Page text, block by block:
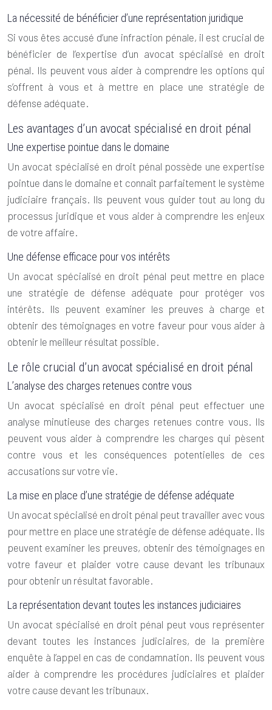
La nécessité de bénéficier d’une représentation juridique
Si vous êtes accusé d’une infraction pénale, il est crucial de
bénéficier de l’expertise d’un avocat spécialisé en droit
pénal. Ils peuvent vous aider à comprendre les options qui
s’offrent à vous et à mettre en place une stratégie de
défense adéquate.
Les avantages d’un avocat spécialisé en droit pénal
Une expertise pointue dans le domaine
Un avocat spécialisé en droit pénal possède une expertise
pointue dans le domaine et connaît parfaitement le système
judiciaire français. Ils peuvent vous guider tout au long du
processus juridique et vous aider à comprendre les enjeux
de votre affaire.
Une défense efficace pour vos intérêts
Un avocat spécialisé en droit pénal peut mettre en place
une stratégie de défense adéquate pour protéger vos
intérêts. Ils peuvent examiner les preuves à charge et
obtenir des témoignages en votre faveur pour vous aider à
obtenir le meilleur résultat possible.
Le rôle crucial d’un avocat spécialisé en droit pénal
L’analyse des charges retenues contre vous
Un avocat spécialisé en droit pénal peut effectuer une
analyse minutieuse des charges retenues contre vous. Ils
peuvent vous aider à comprendre les charges qui pèsent
contre vous et les conséquences potentielles de ces
accusations sur votre vie.
La mise en place d’une stratégie de défense adéquate
Un avocat spécialisé en droit pénal peut travailler avec vous
pour mettre en place une stratégie de défense adéquate. Ils
peuvent examiner les preuves, obtenir des témoignages en
votre faveur et plaider votre cause devant les tribunaux
pour obtenir un résultat favorable.
La représentation devant toutes les instances judiciaires
Un avocat spécialisé en droit pénal peut vous représenter
devant toutes les instances judiciaires, de la première
enquête à l’appel en cas de condamnation. Ils peuvent vous
aider à comprendre les procédures judiciaires et plaider
votre cause devant les tribunaux.